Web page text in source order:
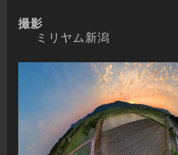
撮影
ミリヤム新潟